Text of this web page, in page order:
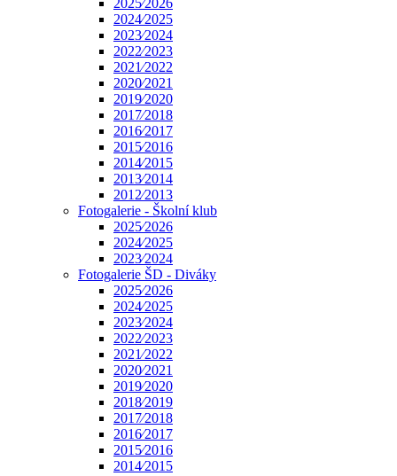
2025⁄2026
2024⁄2025
2023⁄2024
2022⁄2023
2021⁄2022
2020⁄2021
2019⁄2020
2017⁄2018
2016⁄2017
2015⁄2016
2014⁄2015
2013⁄2014
2012⁄2013
Fotogalerie - Školní klub
2025⁄2026
2024⁄2025
2023⁄2024
Fotogalerie ŠD - Diváky
2025⁄2026
2024⁄2025
2023⁄2024
2022⁄2023
2021⁄2022
2020⁄2021
2019⁄2020
2018⁄2019
2017⁄2018
2016⁄2017
2015⁄2016
2014⁄2015